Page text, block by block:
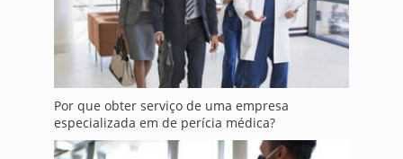
Por que obter serviço de uma empresa
especializada em de perícia médica?